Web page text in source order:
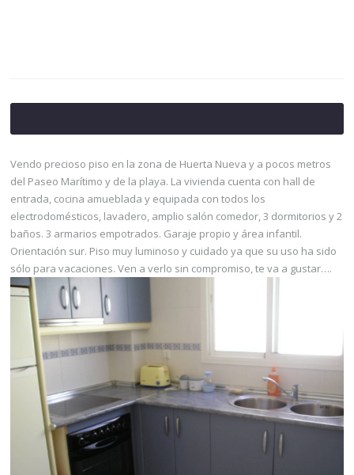
Vendo precioso piso en la zona de Huerta Nueva y a pocos metros
del Paseo Marítimo y de la playa. La vivienda cuenta con hall de
entrada, cocina amueblada y equipada con todos los
electrodomésticos, lavadero, amplio salón comedor, 3 dormitorios y 2
baños. 3 armarios empotrados. Garaje propio y área infantil.
Orientación sur. Piso muy luminoso y cuidado ya que su uso ha sido
sólo para vacaciones. Ven a verlo sin compromiso, te va a gustar….